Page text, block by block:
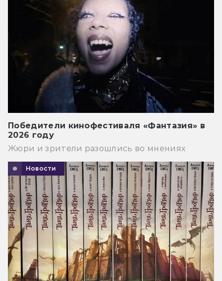
Победители кинофестиваля «Фантазия» в
2026 году
Жюри и зрители разошлись во мнениях
Новости